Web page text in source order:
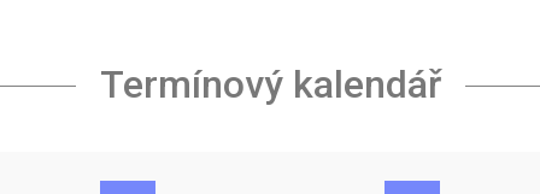
Termínový kalendář